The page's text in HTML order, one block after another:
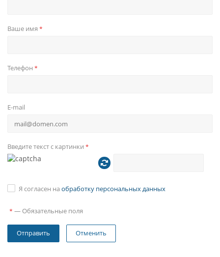
Ваше имя *
Телефон *
E-mail
Введите текст с картинки *
Я согласен на обработку персональных данных
* — Обязательные поля
Отменить